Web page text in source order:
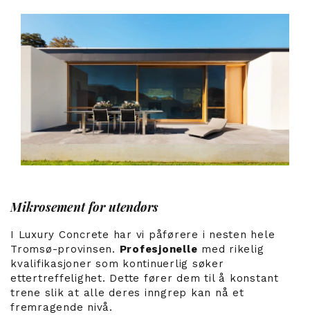
Mikrosement for utendørs
I Luxury Concrete har vi påførere i nesten hele
Tromsø-provinsen. Profesjonelle med rikelig
kvalifikasjoner som kontinuerlig søker
ettertreffelighet. Dette fører dem til å konstant
trene slik at alle deres inngrep kan nå et
fremragende nivå.